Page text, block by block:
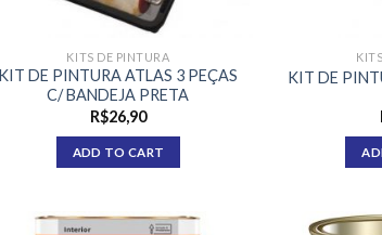
KITS DE PINTURA
KIT DE PINTURA ATLAS 3 PEÇAS
C/ BANDEJA PRETA
R$26,90
ADD TO CART
KIT DE